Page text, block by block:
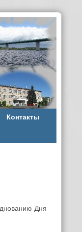
Контакты
Дня